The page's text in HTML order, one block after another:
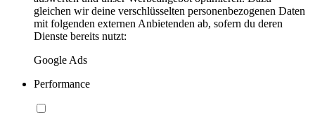
gleichen wir deine verschlüsselten personenbezogenen Daten
mit folgenden externen Anbietenden ab, sofern du deren
Dienste bereits nutzt:
Google Ads
Performance